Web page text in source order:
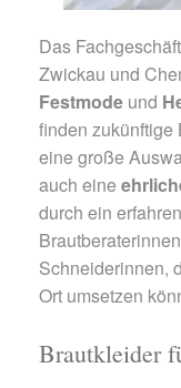
Das Fachgeschäft
Zwickau und
Festmode und
finden zukünftige
eine große
auch eine
durch ein
Schneiderinnen,
Ort umsetzen
Brautkleider